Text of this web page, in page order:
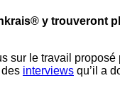
y trouveront
sur le travail
interviews qu’il a